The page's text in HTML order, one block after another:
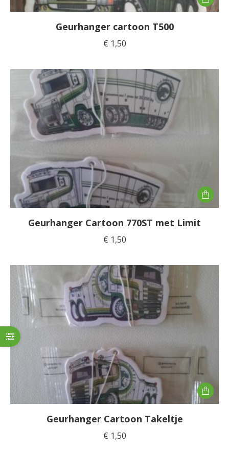
Geurhanger cartoon T500
€ 1,50
Geurhanger Cartoon 770ST met Limit
€ 1,50
Geurhanger Cartoon Takeltje
€ 1,50